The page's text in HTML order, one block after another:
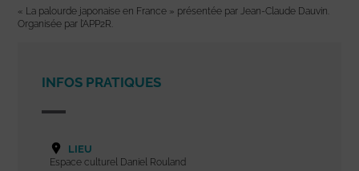
« La palourde japonaise en France » présentée par Jean-Claude Dauvin.
Organisée par l’APP2R.
INFOS PRATIQUES
LIEU
Espace culturel Daniel Rouland